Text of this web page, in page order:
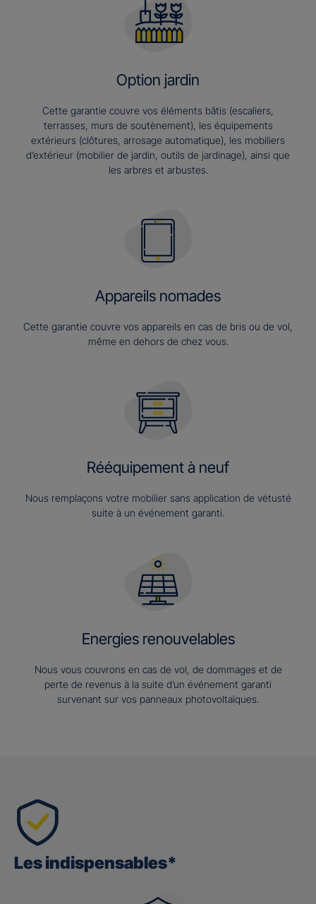
Option jardin
Cette garantie couvre vos éléments bâtis (escaliers,
terrasses, murs de soutènement), les équipements
extérieurs (clôtures, arrosage automatique), les mobiliers
d’extérieur (mobilier de jardin, outils de jardinage), ainsi que
les arbres et arbustes.
Appareils nomades
Cette garantie couvre vos appareils en cas de bris ou de vol,
même en dehors de chez vous.
Rééquipement à neuf
Nous remplaçons votre mobilier sans application de vétusté
suite à un événement garanti.
Energies renouvelables
Nous vous couvrons en cas de vol, de dommages et de
perte de revenus à la suite d’un événement garanti
survenant sur vos panneaux photovoltaïques.
Les indispensables*